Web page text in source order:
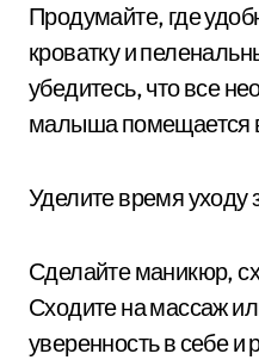
Продумайте, где
кроватку и
убедитесь, что все
малыша помещается
Уделите время уходу
Сделайте маникюр,
Сходите на массаж
уверенность в себе и